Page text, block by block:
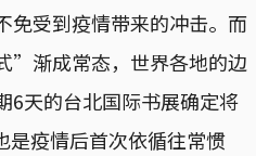
免受到疫情带来的冲击。而
”渐成常态，世界各地的边
6天的台北国际书展确定将
是疫情后首次依循往常惯